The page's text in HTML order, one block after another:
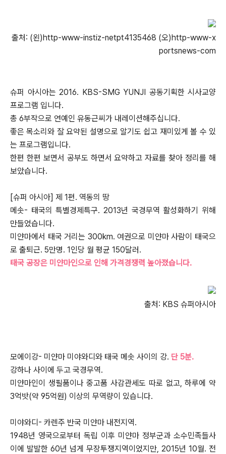
출처: (왼)http-www-instiz-netpt4135468 (오)http-www-x
portsnews-com
슈퍼 아시아는 2016. KBS-SMG YUNJI 공동기획한 시사교양
프로그램 입니다.
총 6부작으로 연예인 유동근씨가 내레이션해주십니다.
좋은 목소리와 잘 요약된 설명으로 알기도 쉽고 재미있게 볼 수 있
는 프로그램입니다.
한편 한편 보면서 공부도 하면서 요약하고 자료를 찾아 정리를 해
보았습니다.
[슈퍼 아시아] 제 1편. 역동의 땅
메솟- 태국의 특별경제특구. 2013년 국경무역 활성화하기 위해
만들었습니다.
미얀마에서 태국 거리는 300km. 여권으로 미얀마 사람이 태국으
로 출퇴근. 5만명. 1인당 월 평균 150달러.
태국 공장은 미얀마인으로 인해 가격경쟁력 높아졌습니다.
출처: KBS 슈퍼아시아
모에이강- 미얀마 미야와디와 태국 메솟 사이의 강. 단 5분.
강하나 사이에 두고 국경무역.
미얀마인이 생필품이나 중고품 사감관세도 따로 없고, 하루에 약
3억밧(약 95억원) 이상의 무역량이 있습니다.
미야와디- 카렌주 반국 미얀마 내전지역.
1948년 영국으로부터 독립 이후 미얀마 정부군과 소수민족들사
이에 발발한 60년 넘게 무장투쟁지역이었지만, 2015년 10월. 전